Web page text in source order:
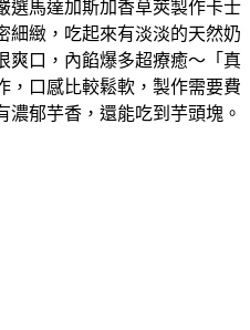
選馬達加斯加香草莢製作卡士
細緻，吃起來有淡淡的天然奶
爽口，內餡爆多超療癒～「真
，口感比較鬆軟，製作需要費
濃郁芋香，還能吃到芋頭塊。